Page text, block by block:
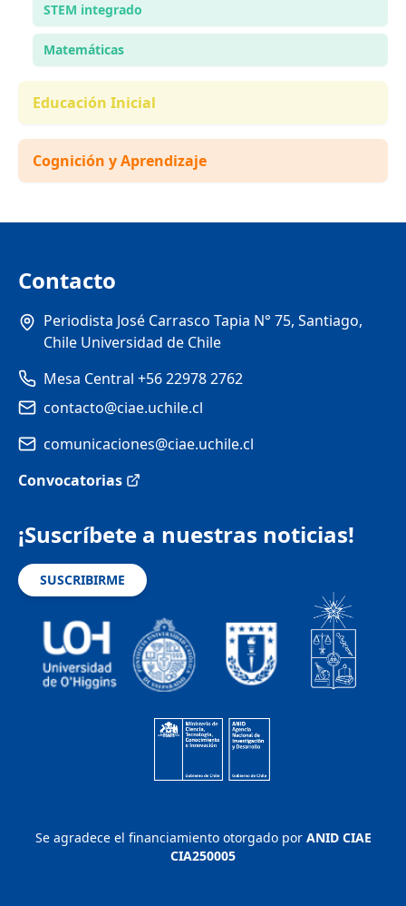
STEM integrado
Matemáticas
Educación Inicial
Cognición y Aprendizaje
Contacto
Periodista José Carrasco Tapia N° 75, Santiago,
Chile Universidad de Chile
Mesa Central +56 22978 2762
contacto@ciae.uchile.cl
comunicaciones@ciae.uchile.cl
Convocatorias
¡Suscríbete a nuestras noticias!
SUSCRIBIRME
Se agradece el financiamiento otorgado por ANID CIAE
CIA250005